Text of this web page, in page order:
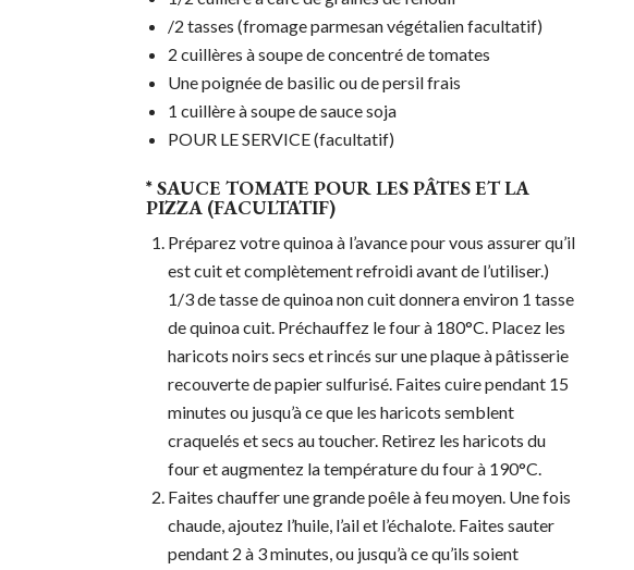
/2 tasses (fromage parmesan végétalien facultatif)
2 cuillères à soupe de concentré de tomates
Une poignée de basilic ou de persil frais
1 cuillère à soupe de sauce soja
POUR LE SERVICE (facultatif)
* SAUCE TOMATE POUR LES PÂTES ET LA
PIZZA (FACULTATIF)
Préparez votre quinoa à l’avance pour vous assurer qu’il
est cuit et complètement refroidi avant de l’utiliser.)
1/3 de tasse de quinoa non cuit donnera environ 1 tasse
de quinoa cuit. Préchauffez le four à 180°C. Placez les
haricots noirs secs et rincés sur une plaque à pâtisserie
recouverte de papier sulfurisé. Faites cuire pendant 15
minutes ou jusqu’à ce que les haricots semblent
craquelés et secs au toucher. Retirez les haricots du
four et augmentez la température du four à 190°C.
Faites chauffer une grande poêle à feu moyen. Une fois
chaude, ajoutez l’huile, l’ail et l’échalote. Faites sauter
pendant 2 à 3 minutes, ou jusqu’à ce qu’ils soient